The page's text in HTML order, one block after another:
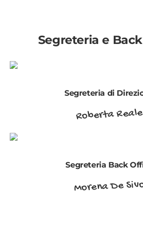
Segreteria e
Segreteria di
Roberta Reale
Segreteria Back
Morena De